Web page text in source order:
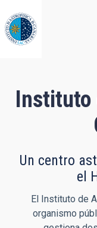
al
contenido
principal
Instituto
Un centro
el
El Instituto de
organismo